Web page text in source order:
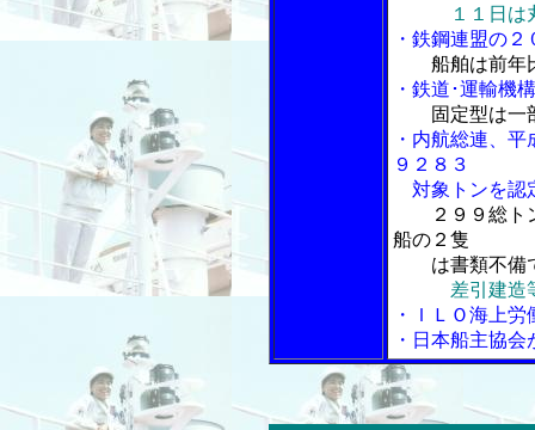
１１日は
・鉄鋼連盟の
船舶は前年
・鉄道･運輸機
固定型は一
・内航総連、
９２８３
対象トンを認
２９９総
船の２隻
は書類不備
差引建造
・ＩＬＯ海上
・日本船主協